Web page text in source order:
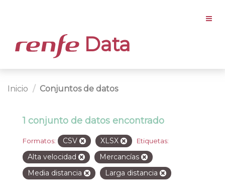
Data
Inicio Conjuntos de datos
1 conjunto de datos encontrado
Formatos: CSV XLSX Etiquetas:
Alta velocidad
Mercancías
Media distancia
Larga distancia